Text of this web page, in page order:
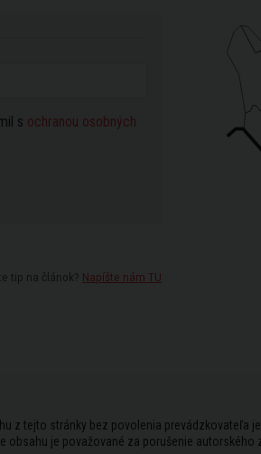
s ochranou osobných
tip na článok? Napíšte nám TU
z tejto stránky bez povolenia prevádzkovateľa
obsahu je považované za porušenie autorského